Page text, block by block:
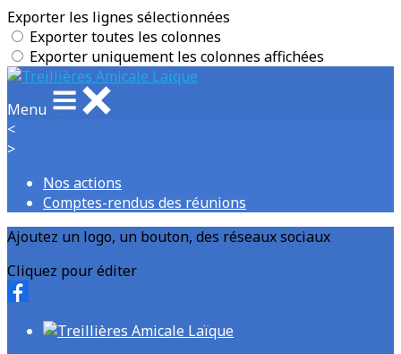
Exporter les lignes sélectionnées
Exporter toutes les colonnes
Exporter uniquement les colonnes affichées
Menu
<
>
Nos actions
Comptes-rendus des réunions
Ajoutez un logo, un bouton, des réseaux sociaux
Cliquez pour éditer